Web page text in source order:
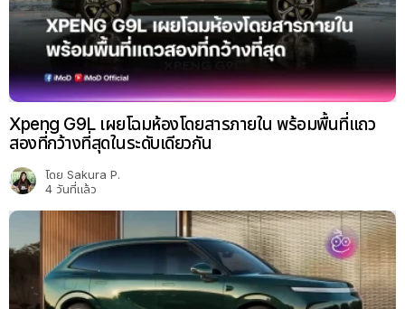
Xpeng G9L เผยโฉมห้องโดยสารภายใน พร้อมพื้นที่แถว
สองที่กว้างที่สุดในระดับเดียวกัน
โดย Sakura P.
4 วันที่แล้ว